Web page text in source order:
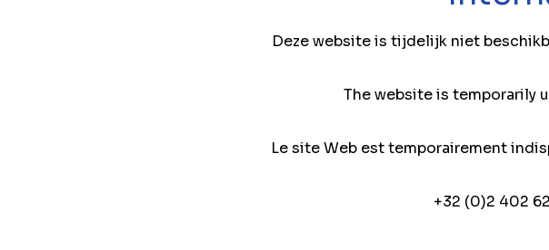
Deze website is tijdelijk niet
The website is temporarily
Le site Web est temporairement
+32 (0)2 402 62